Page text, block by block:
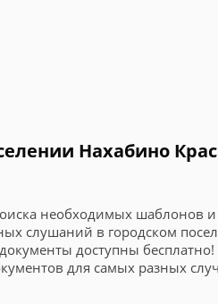
Нахабино
необходимых шаблонов
слушаний в городском
доступны
для самых разных